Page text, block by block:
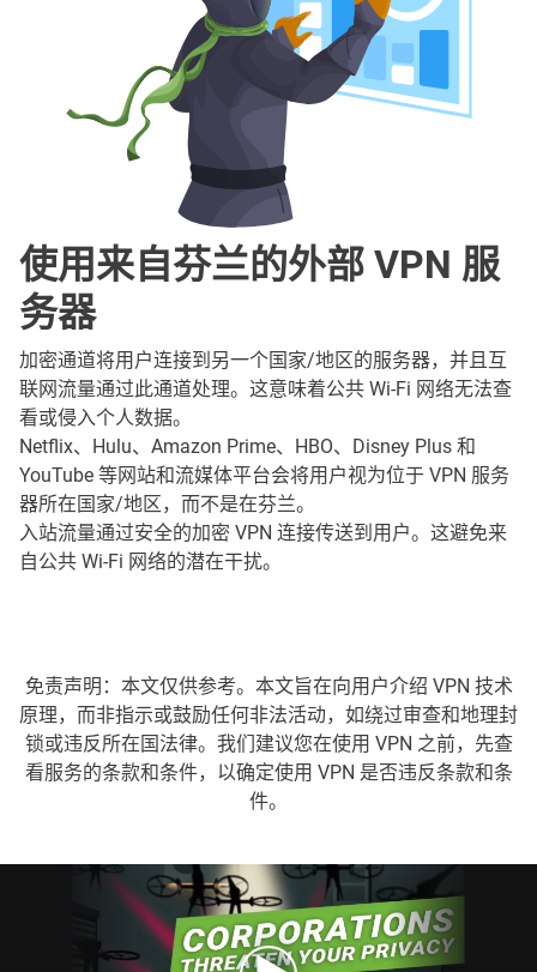
使用来自芬兰的外部 VPN 服
务器
加密通道将用户连接到另一个国家/地区的服务器，并且互
联网流量通过此通道处理。这意味着公共 Wi-Fi 网络无法查
看或侵入个人数据。
Netflix、Hulu、Amazon Prime、HBO、Disney Plus 和
YouTube 等网站和流媒体平台会将用户视为位于 VPN 服务
器所在国家/地区，而不是在芬兰。
入站流量通过安全的加密 VPN 连接传送到用户。这避免来
自公共 Wi-Fi 网络的潜在干扰。
免责声明：本文仅供参考。本文旨在向用户介绍 VPN 技术
原理，而非指示或鼓励任何非法活动，如绕过审查和地理封
锁或违反所在国法律。我们建议您在使用 VPN 之前，先查
看服务的条款和条件，以确定使用 VPN 是否违反条款和条
件。